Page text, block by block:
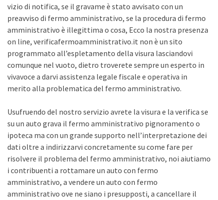
vizio di notifica, se il gravame è stato avvisato con un
preavviso di fermo amministrativo, se la procedura di fermo
amministrativo è illegittima o cosa, Ecco la nostra presenza
on line, verificafermoamministrativo.it non è un sito
programmato all’espletamento della visura lasciandovi
comunque nel vuoto, dietro troverete sempre un esperto in
vivavoce a darvi assistenza legale fiscale e operativa in
merito alla problematica del fermo amministrativo.
Usufruendo del nostro servizio avrete la visura e la verifica se
su un auto grava il fermo amministrativo pignoramento o
ipoteca ma con un grande supporto nell’interpretazione dei
dati oltre a indirizzarvi concretamente su come fare per
risolvere il problema del fermo amministrativo, noi aiutiamo
i contribuenti a rottamare un auto con fermo
amministrativo, a vendere un auto con fermo
amministrativo ove ne siano i presupposti, a cancellare il